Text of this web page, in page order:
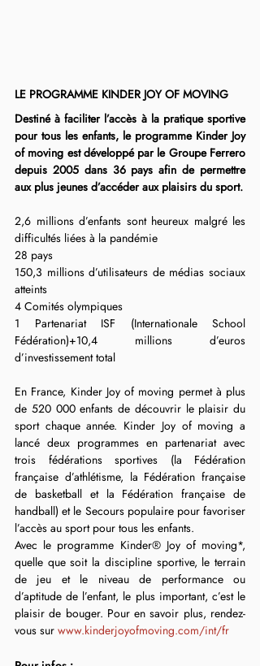
LE PROGRAMME KINDER JOY OF MOVING
Destiné à faciliter l’accès à la pratique sportive
pour tous les enfants, le programme Kinder Joy
of moving est développé par le Groupe Ferrero
depuis 2005 dans 36 pays afin de permettre
aux plus jeunes d’accéder aux plaisirs du sport.
2,6 millions d’enfants sont heureux malgré les
difficultés liées à la pandémie
28 pays
150,3 millions d’utilisateurs de médias sociaux
atteints
4 Comités olympiques
1 Partenariat ISF (Internationale School
Fédération)+10,4 millions d’euros
d’investissement total
En France, Kinder Joy of moving permet à plus
de 520 000 enfants de découvrir le plaisir du
sport chaque année. Kinder Joy of moving a
lancé deux programmes en partenariat avec
trois fédérations sportives (la Fédération
française d’athlétisme, la Fédération française
de basketball et la Fédération française de
handball) et le Secours populaire pour favoriser
l’accès au sport pour tous les enfants.
Avec le programme Kinder® Joy of moving*,
quelle que soit la discipline sportive, le terrain
de jeu et le niveau de performance ou
d’aptitude de l’enfant, le plus important, c’est le
plaisir de bouger. Pour en savoir plus, rendez-
vous sur www.kinderjoyofmoving.com/int/fr